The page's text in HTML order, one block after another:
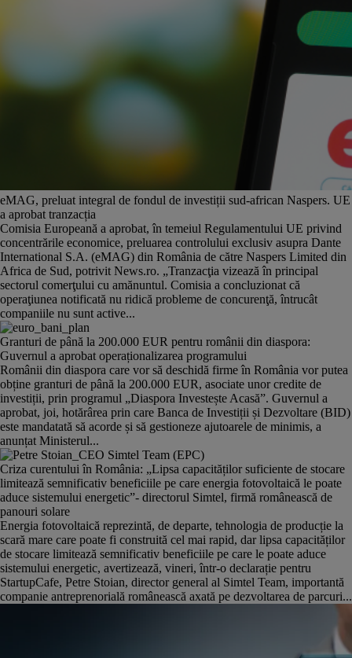
eMAG, preluat integral de fondul de investiții sud-african Naspers. UE
a aprobat tranzacția
Comisia Europeană a aprobat, în temeiul Regulamentului UE privind
concentrările economice, preluarea controlului exclusiv asupra Dante
International S.A. (eMAG) din România de către Naspers Limited din
Africa de Sud, potrivit News.ro. „Tranzacţia vizează în principal
sectorul comerţului cu amănuntul. Comisia a concluzionat că
operaţiunea notificată nu ridică probleme de concurenţă, întrucât
companiile nu sunt active...
Granturi de până la 200.000 EUR pentru românii din diaspora:
Guvernul a aprobat operaționalizarea programului
Românii din diaspora care vor să deschidă firme în România vor putea
obține granturi de până la 200.000 EUR, asociate unor credite de
investiții, prin programul „Diaspora Investește Acasă”. Guvernul a
aprobat, joi, hotărârea prin care Banca de Investiții și Dezvoltare (BID)
este mandatată să acorde și să gestioneze ajutoarele de minimis, a
anunțat Ministerul...
Criza curentului în România: „Lipsa capacităților suficiente de stocare
limitează semnificativ beneficiile pe care energia fotovoltaică le poate
aduce sistemului energetic”- directorul Simtel, firmă românească de
panouri solare
Energia fotovoltaică reprezintă, de departe, tehnologia de producție la
scară mare care poate fi construită cel mai rapid, dar lipsa capacităților
de stocare limitează semnificativ beneficiile pe care le poate aduce
sistemului energetic, avertizează, vineri, într-o declarație pentru
StartupCafe, Petre Stoian, director general al Simtel Team, importantă
companie antreprenorială românească axată pe dezvoltarea de parcuri...